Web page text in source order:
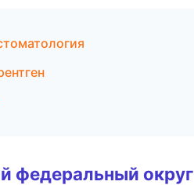
федеральный округ